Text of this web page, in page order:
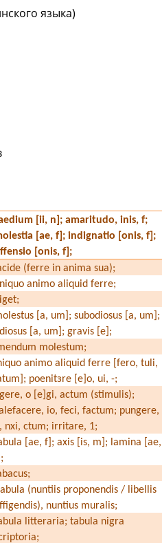
языка)
[ii, n]; amaritudo, inis, f;
[ae, f]; indignatio [onis, f];
[onis, f];
(ferre in anima sua);
animo aliquid ferre;
[a, um]; subodiosus [a, um];
[a, um]; gravis [e];
molestum;
animo aliquid ferre [fero, tuli,
poenitзre [e]o, ui, -;
o [e]gi, actum (stimulis);
io, feci, factum; pungere,
nxi, ctum; irritare, 1;
[ae, f]; axis [is, m]; lamina [ae,
(nuntiis proponendis / libellis
nuntius muralis;
litteraria; tabula nigra